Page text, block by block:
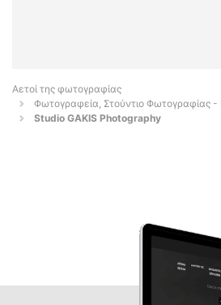
Αετοί της φωτογραφίας
Φωτογραφεία, Στούντιο Φωτογραφίας
Studio GAKIS Photography